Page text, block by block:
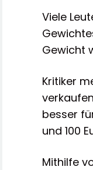
Viele
Gewicht
Kritiker
besser
und 100
Mithilfe